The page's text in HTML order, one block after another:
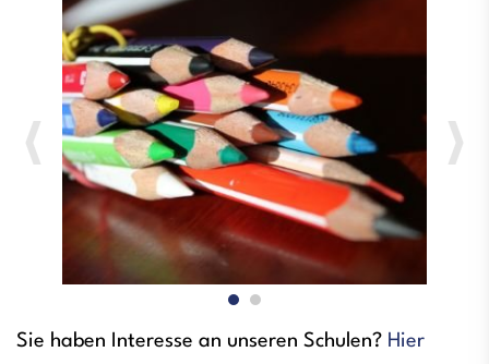
Sie haben Interesse an unseren Schulen? Hier